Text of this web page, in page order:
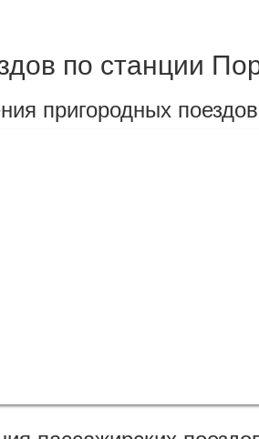
по станции
пригородных